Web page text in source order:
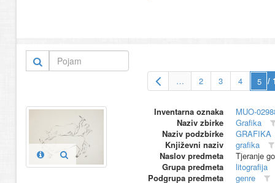
… 2 3 4 /
Inventarna oznaka
MUO-
Naziv zbirke
Grafika
Naziv podzbirke
GRAFIKA
Književni naziv
grafika
Naslov predmeta
Tjeranje
Grupa predmeta
litografija
Podgrupa predmeta
genre